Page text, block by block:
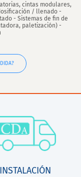
cintas modulares,
/ llenado -
- Sistemas de fin de
paletización) -
INSTALACIÓN